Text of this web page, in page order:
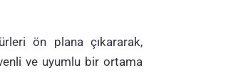
ön plana çıkararak,
ve uyumlu bir ortama